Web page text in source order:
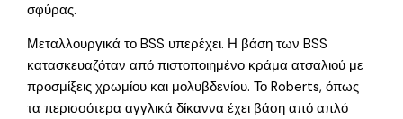
σφύρας.
Μεταλλουργικά το BSS υπερέχει. Η βάση των BSS
κατασκευαζόταν από πιστοποιημένο κράμα ατσαλιού με
προσμίξεις χρωμίου και μολυβδενίου. Το Roberts, όπως
τα περισσότερα αγγλικά δίκαννα έχει βάση από απλό